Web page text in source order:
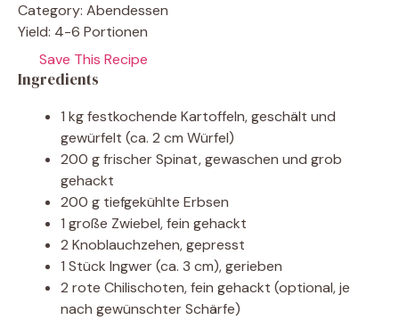
Category: Abendessen
Yield: 4-6 Portionen
Save This Recipe
Ingredients
1 kg festkochende Kartoffeln, geschält und
gewürfelt (ca. 2 cm Würfel)
200 g frischer Spinat, gewaschen und grob
gehackt
200 g tiefgekühlte Erbsen
1 große Zwiebel, fein gehackt
2 Knoblauchzehen, gepresst
1 Stück Ingwer (ca. 3 cm), gerieben
2 rote Chilischoten, fein gehackt (optional, je
nach gewünschter Schärfe)